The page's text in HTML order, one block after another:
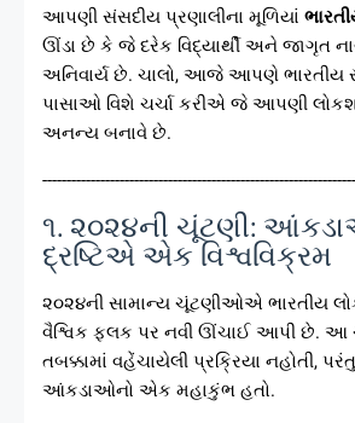
આપણી સંસદીય પ્રણાલીના મૂળિયાં
ઊંડા છે કે જે દરેક વિદ્યાર્થી અને જાગૃત
અનિવાર્ય છે. ચાલો, આજે આપણે ભારતીય
પાસાઓ વિશે ચર્ચા કરીએ જે આપણી
અનન્ય બનાવે છે.
૧. ૨૦૨૪ની ચૂંટણી:
દ્રષ્ટિએ એક વિશ્વવિક્રમ
૨૦૨૪ની સામાન્ય ચૂંટણીઓએ ભારતીય
વૈશ્વિક ફલક પર નવી ઊંચાઈ આપી છે. આ
તબક્કામાં વહેંચાયેલી પ્રક્રિયા નહોતી,
આંકડાઓનો એક મહાકુંભ હતો.